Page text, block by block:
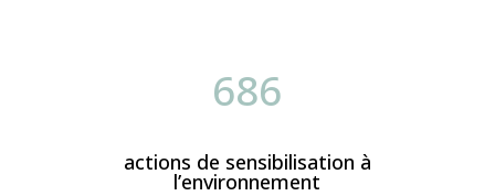
686
actions de sensibilisation à
l’environnement